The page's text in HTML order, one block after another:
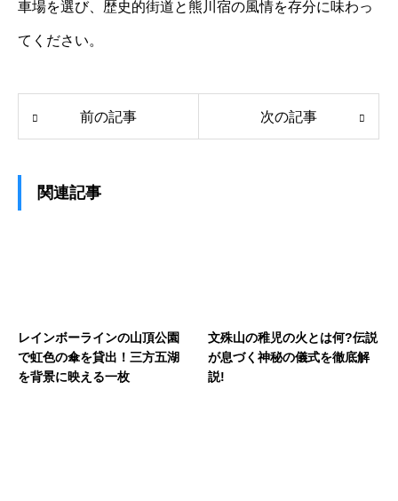
車場を選び、歴史的街道と熊川宿の風情を存分に味わっ
てください。
前の記事 次の記事
関連記事
レインボーラインの山頂公園
で虹色の傘を貸出！三方五湖
を背景に映える一枚
文殊山の稚児の火とは何?伝説
が息づく神秘の儀式を徹底解
説!